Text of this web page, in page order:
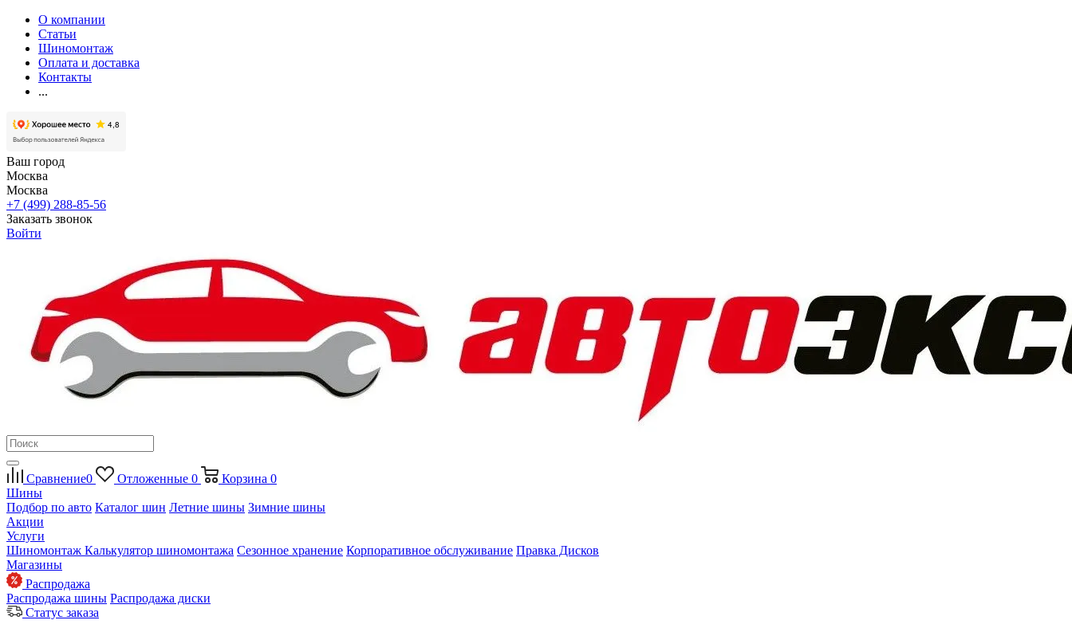
О компании
Статьи
Шиномонтаж
Оплата и доставка
Контакты
...
Ваш город
Москва
Москва
+7 (499) 288-85-56
Заказать звонок
Войти
Сравнение0 Отложенные 0 Корзина 0
Шины
Подбор по авто Каталог шин Летние шины Зимние шины
Акции
Услуги
Шиномонтаж Калькулятор шиномонтажа Сезонное хранение Корпоративное обслуживание Правка Дисков
Магазины
Распродажа
Распродажа шины Распродажа диски
Статус заказа